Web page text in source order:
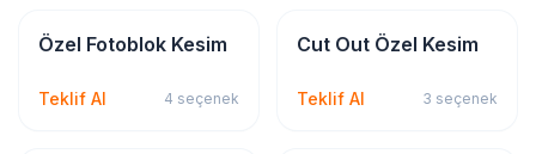
Dijital & Geniş Format
Özel Fotoblok Kesim
Teklif Al 4 seçenek
Dijital & Geniş Format
Cut Out Özel Kesim
Teklif Al 3 seçenek